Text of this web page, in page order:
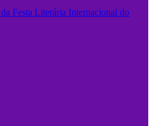
Festa Literária Internacional do